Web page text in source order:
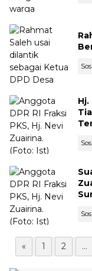
« 1 2 ...